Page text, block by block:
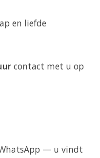
en liefde
contact met u op
— u vindt